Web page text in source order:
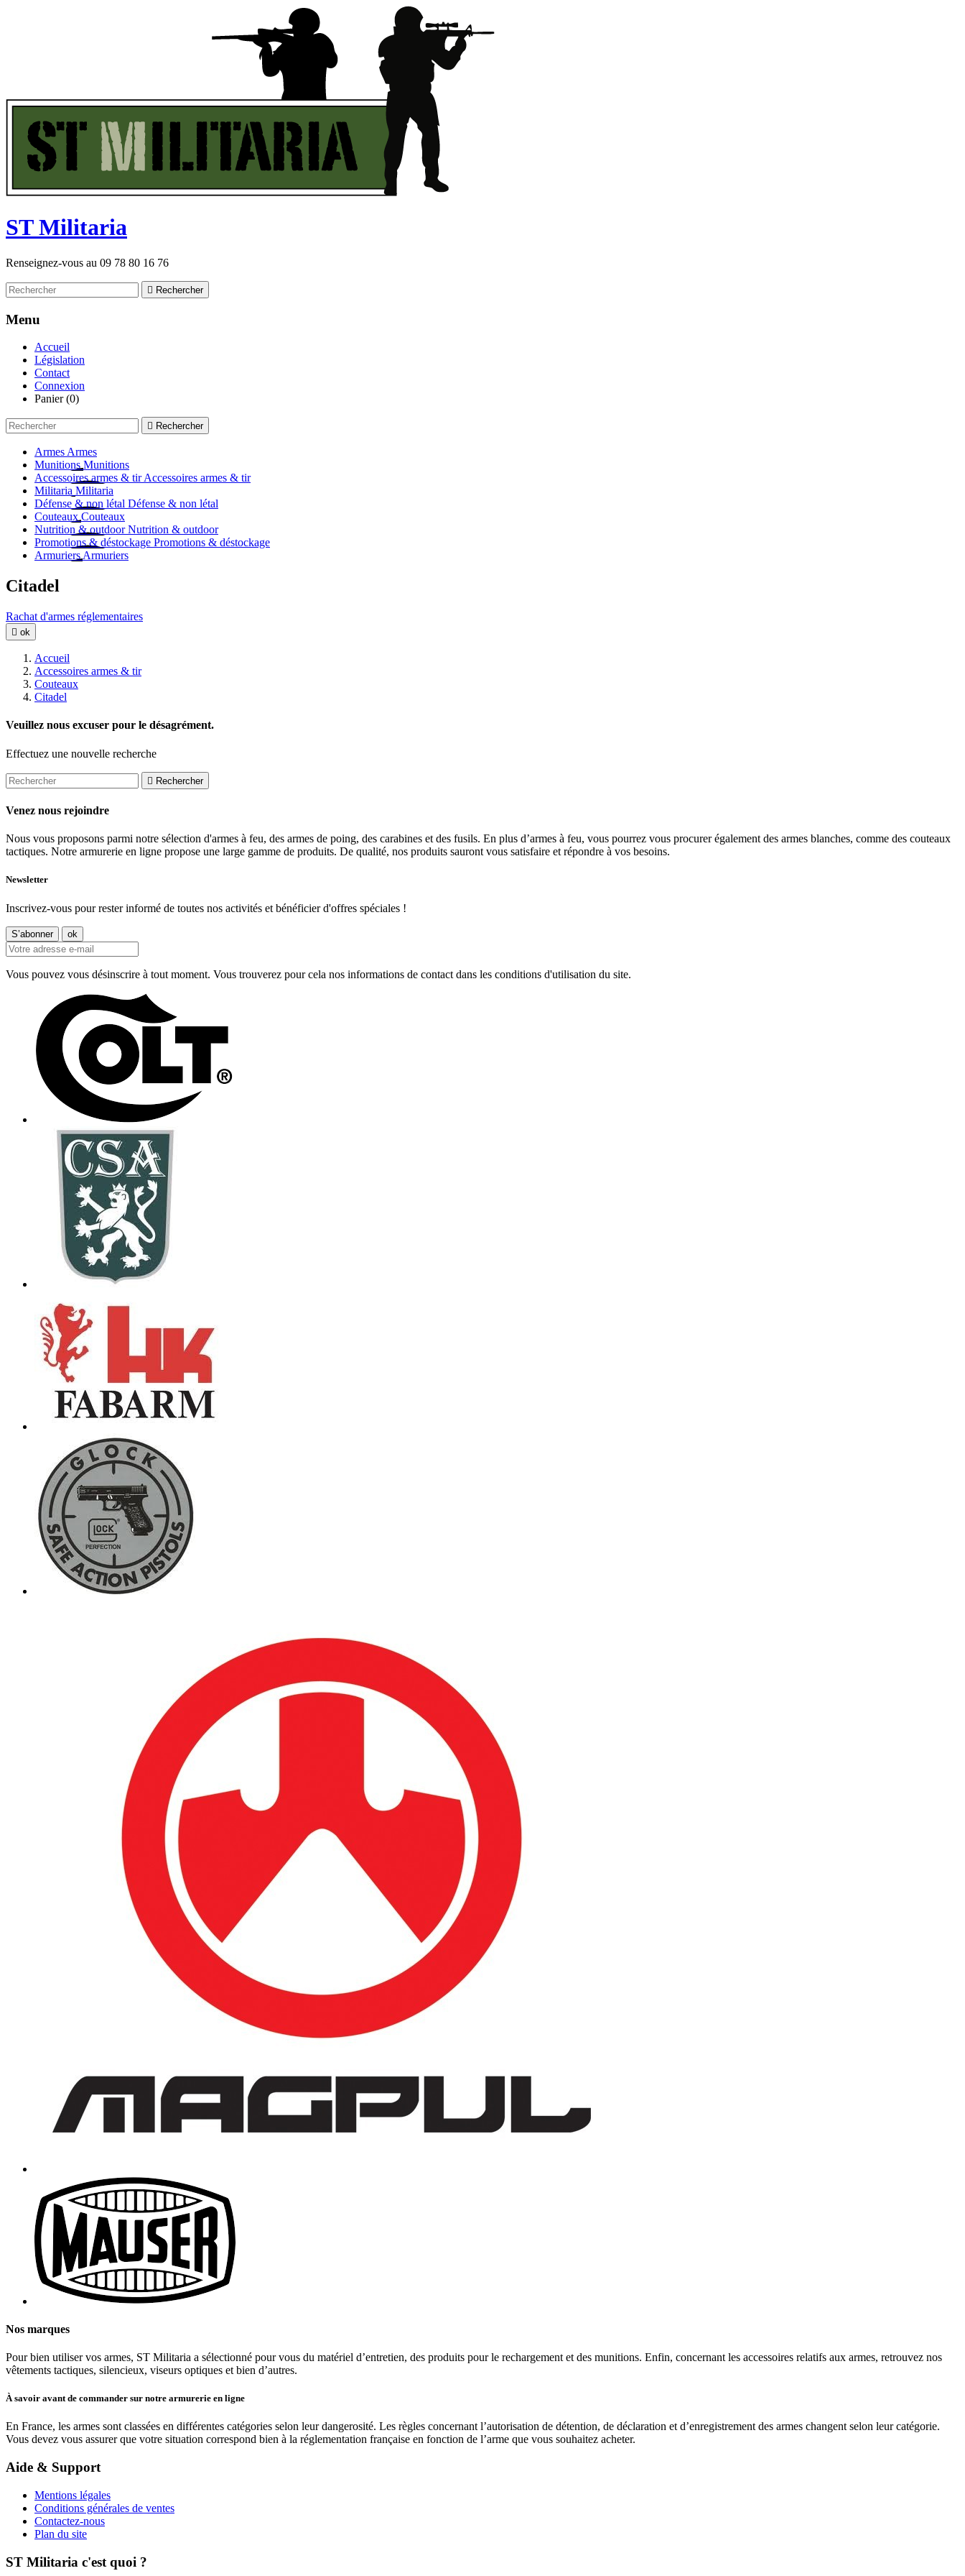
STMilitaria
Renseignez-vous au 09 78 80 16 76
 Rechercher
Menu
Accueil
Législation
Contact
Connexion
Panier (0)
 Rechercher
Armes Armes
Munitions Munitions
Accessoires armes & tir Accessoires armes & tir
Militaria Militaria
Défense & non létal Défense & non létal
Couteaux Couteaux
Nutrition & outdoor Nutrition & outdoor
Promotions & déstockage Promotions & déstockage
Armuriers Armuriers
Citadel
Rachat d'armes réglementaires
 ok
Accueil
Accessoires armes & tir
Couteaux
Citadel
Veuillez nous excuser pour le désagrément.
Effectuez une nouvelle recherche
 Rechercher
Venez nous rejoindre
Nous vous proposons parmi notre sélection d'armes à feu, des armes de poing, des carabines et des fusils. En plus d’armes à feu, vous pourrez vous procurer également des armes blanches, comme des couteaux
tactiques. Notre armurerie en ligne propose une large gamme de produits. De qualité, nos produits sauront vous satisfaire et répondre à vos besoins.
Newsletter
Inscrivez-vous pour rester informé de toutes nos activités et bénéficier d'offres spéciales !
Vous pouvez vous désinscrire à tout moment. Vous trouverez pour cela nos informations de contact dans les conditions d'utilisation du site.
Nos marques
Pour bien utiliser vos armes, ST Militaria a sélectionné pour vous du matériel d’entretien, des produits pour le rechargement et des munitions. Enfin, concernant les accessoires relatifs aux armes, retrouvez nos
vêtements tactiques, silencieux, viseurs optiques et bien d’autres.
À savoir avant de commander sur notre armurerie en ligne
En France, les armes sont classées en différentes catégories selon leur dangerosité. Les règles concernant l’autorisation de détention, de déclaration et d’enregistrement des armes changent selon leur catégorie.
Vous devez vous assurer que votre situation correspond bien à la réglementation française en fonction de l’arme que vous souhaitez acheter.
Aide & Support
Mentions légales
Conditions générales de ventes
Contactez-nous
Plan du site
ST Militaria c'est quoi ?